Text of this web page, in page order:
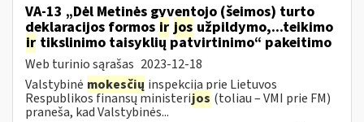
VA-13 „Dėl Metinės gyventojo (šeimos) turto
deklaracijos formos ir jos užpildymo,...teikimo
ir tikslinimo taisyklių patvirtinimo“ pakeitimo
Web turinio sąrašas 2023-12-18
Valstybinė mokesčių inspekcija prie Lietuvos
Respublikos finansų ministerijos (toliau – VMI prie FM)
praneša, kad Valstybinės...